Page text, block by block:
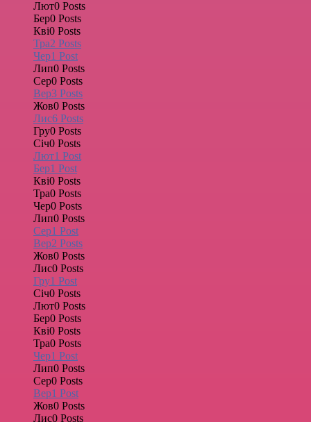
Лют0 Posts
Бер0 Posts
Кві0 Posts
Тра2 Posts
Чер1 Post
Лип0 Posts
Сер0 Posts
Вер3 Posts
Жов0 Posts
Лис6 Posts
Гру0 Posts
Січ0 Posts
Лют1 Post
Бер1 Post
Кві0 Posts
Тра0 Posts
Чер0 Posts
Лип0 Posts
Сер1 Post
Вер2 Posts
Жов0 Posts
Лис0 Posts
Гру1 Post
Січ0 Posts
Лют0 Posts
Бер0 Posts
Кві0 Posts
Тра0 Posts
Чер1 Post
Лип0 Posts
Сер0 Posts
Вер1 Post
Жов0 Posts
Лис0 Posts